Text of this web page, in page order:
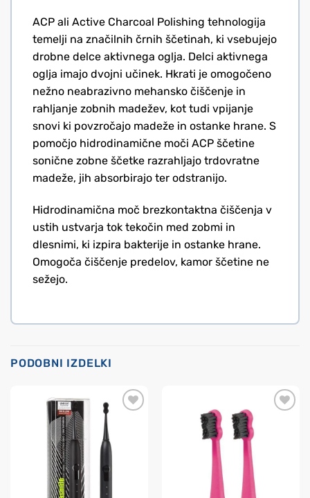
ACP ali Active Charcoal Polishing tehnologija
temelji na značilnih črnih ščetinah, ki vsebujejo
drobne delce aktivnega oglja. Delci aktivnega
oglja imajo dvojni učinek. Hkrati je omogočeno
nežno neabrazivno mehansko čiščenje in
rahljanje zobnih madežev, kot tudi vpijanje
snovi ki povzročajo madeže in ostanke hrane. S
pomočjo hidrodinamične moči ACP ščetine
sonične zobne ščetke razrahljajo trdovratne
madeže, jih absorbirajo ter odstranijo.
Hidrodinamična moč brezkontaktna čiščenja v
ustih ustvarja tok tekočin med zobmi in
dlesnimi, ki izpira bakterije in ostanke hrane.
Omogoča čiščenje predelov, kamor ščetine ne
sežejo.
PODOBNI IZDELKI